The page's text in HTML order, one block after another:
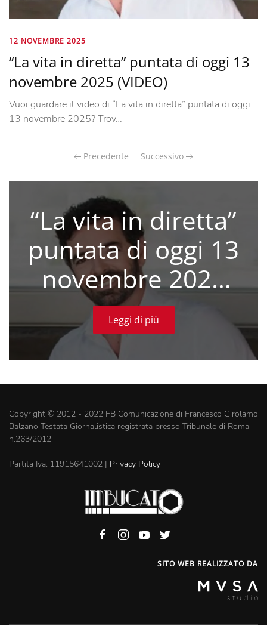
12 NOVEMBRE 2025
“La vita in diretta” puntata di oggi 13
novembre 2025 (VIDEO)
Vuoi guardare il video di “La vita in diretta” puntata di oggi
13 novembre 2025? Trov…
Precedente Successivo
“La vita in diretta”
puntata di oggi 13
novembre 2025
(VIDEO)
Leggi di più
Copyright © 2012 - 2022 FB Comunicazione di Francesco Girolamo
Balzano Testata Giornalistica registrata presso Tribunale di Roma
n.263/2012
Partita Iva: 11915641002 | Privacy Policy
SITO WEB REALIZZATO DA